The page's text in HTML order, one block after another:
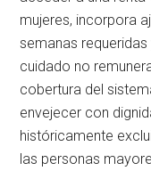
mujeres, incorpora
semanas
cuidado no
cobertura del
envejecer con
históricamente
las personas